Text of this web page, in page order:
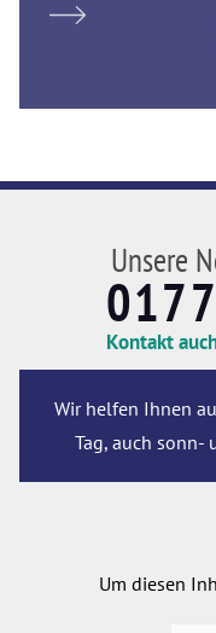
Unsere
Kontakt
Wir helfen Ihnen
Tag, auch sonn-
Um diesen